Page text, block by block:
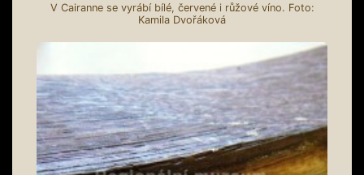
V Cairanne se vyrábí bílé, červené i růžové víno. Foto:
Kamila Dvořáková